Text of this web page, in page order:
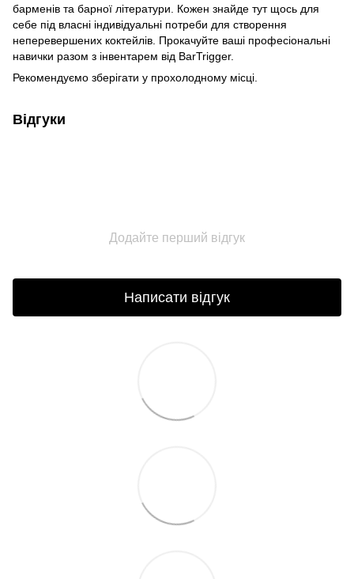
барменів та барної літератури. Кожен знайде тут щось для
себе під власні індивідуальні потреби для створення
неперевершених коктейлів. Прокачуйте ваші професіональні
навички разом з інвентарем від BarTrigger.
Рекомендуємо зберігати у прохолодному місці.
Відгуки
Додайте перший відгук
Написати відгук